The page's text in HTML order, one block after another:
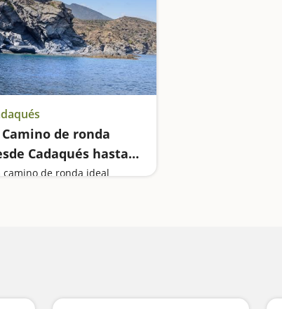
Camino de ronda
Cadaqués hasta
de Cala Nans
camino de ronda ideal